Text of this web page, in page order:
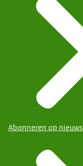
Abonneren op nieuws